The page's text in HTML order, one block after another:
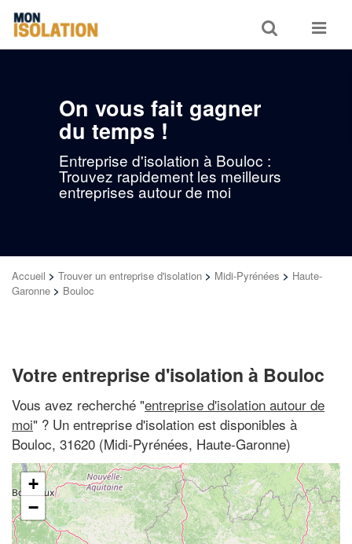
Toggle
search
Toggle
On vous fait gagner
du temps !
Entreprise d'isolation à Bouloc :
Trouvez rapidement les meilleurs
entreprises autour de moi
Accueil > Trouver un entreprise d'isolation > Midi-Pyrénées > Haute-
Garonne > Bouloc
Votre entreprise d'isolation à Bouloc
Vous avez recherché "entreprise d'isolation autour de
moi" ? Un entreprise d'isolation est disponibles à
Bouloc, 31620 (Midi-Pyrénées, Haute-Garonne)
+
−